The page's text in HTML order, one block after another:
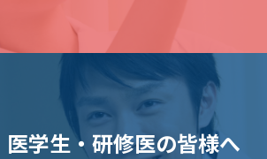
医学生・研修医の皆様へ